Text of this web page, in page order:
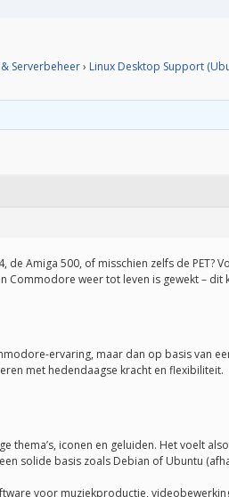
Serverbeheer› Linux Desktop Support
Amiga 500, of misschien zelfs de PET?
Commodore weer tot leven is gewekt –
ervaring, maar dan op basis van
met hedendaagse kracht en flexibiliteit.
thema’s, iconen en geluiden. Het voelt
solide basis zoals Debian of Ubuntu
voor muziekproductie,